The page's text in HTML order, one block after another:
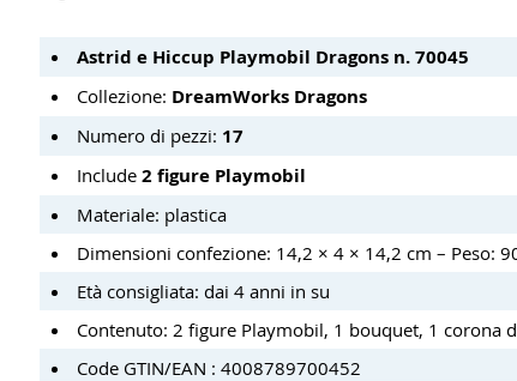
Astrid e Hiccup Playmobil Dragons n. 70045
Collezione: DreamWorks Dragons
Numero di pezzi: 17
Include 2 figure Playmobil
Materiale: plastica
Dimensioni confezione: 14,2 × 4 × 14,2 cm – Peso:
Età consigliata: dai 4 anni in su
Contenuto: 2 figure Playmobil, 1 bouquet, 1 corona
Code GTIN/EAN : 4008789700452